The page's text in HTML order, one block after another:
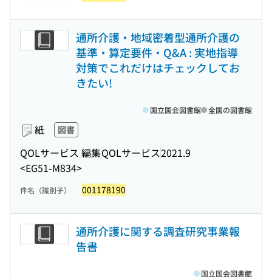
通所介護・地域密着型通所介護の
基準・算定要件・Q&A : 実地指導
対策でこれだけはチェックしてお
きたい!
紙 図書
QOLサービス 編集QOLサービス2021.9
<EG51-M834>
国立国会図書館 全国の図書館
件名（識別子） 001178190
通所介護に関する調査研究事業報
告書
国立国会図書館